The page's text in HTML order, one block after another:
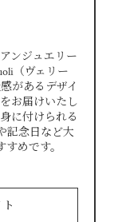
ンジュエリー
（ヴェリー
があるデザイ
お届けいたし
に付けられる
記念日など大
めです。